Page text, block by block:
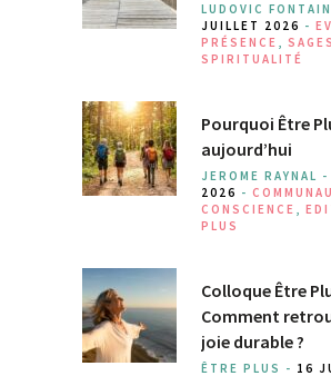
LUDOVIC
JUILLET 2026 -
PRÉSENCE ,
SPIRITUALITÉ
Pourquoi Être
aujourd’hui
JEROME RAYNAL -
2026 -
CONSCIENCE ,
PLUS
Colloque Être
Comment
joie durable ?
ÊTRE PLUS - 16